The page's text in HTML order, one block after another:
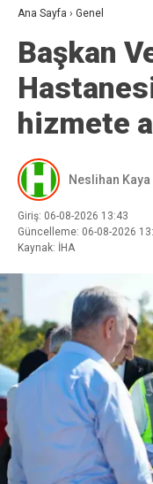
Ana Sayfa › Genel
Başkan
hizmete
Neslihan Kaya
Giriş: 06-08-2026 13:43
Güncelleme: 06-08-2026
Kaynak: İHA